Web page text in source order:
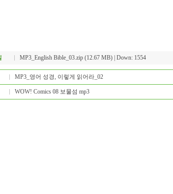
MP3_English Bible_03.zip(12.67 MB) | Down: 1554
MP3_영어 성경, 이렇게 읽어라_02
WOW! Comics 08 보물섬 mp3